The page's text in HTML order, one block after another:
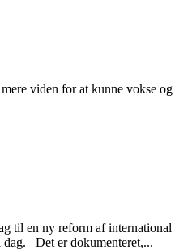
viden for at kunne vokse
til en ny reform af
dag. Det er dokumenteret,...